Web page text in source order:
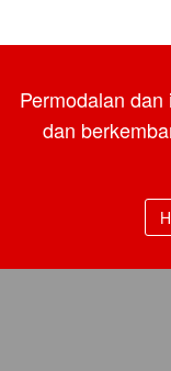
Permodalan
dan